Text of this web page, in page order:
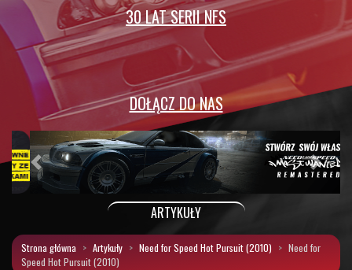
30 LAT SERII NFS
DOŁĄCZ DO NAS
Poprzedni
ARTYKUŁY
Strona główna Artykuły Need for Speed Hot Pursuit (2010)
Need for
Speed Hot Pursuit (2010)